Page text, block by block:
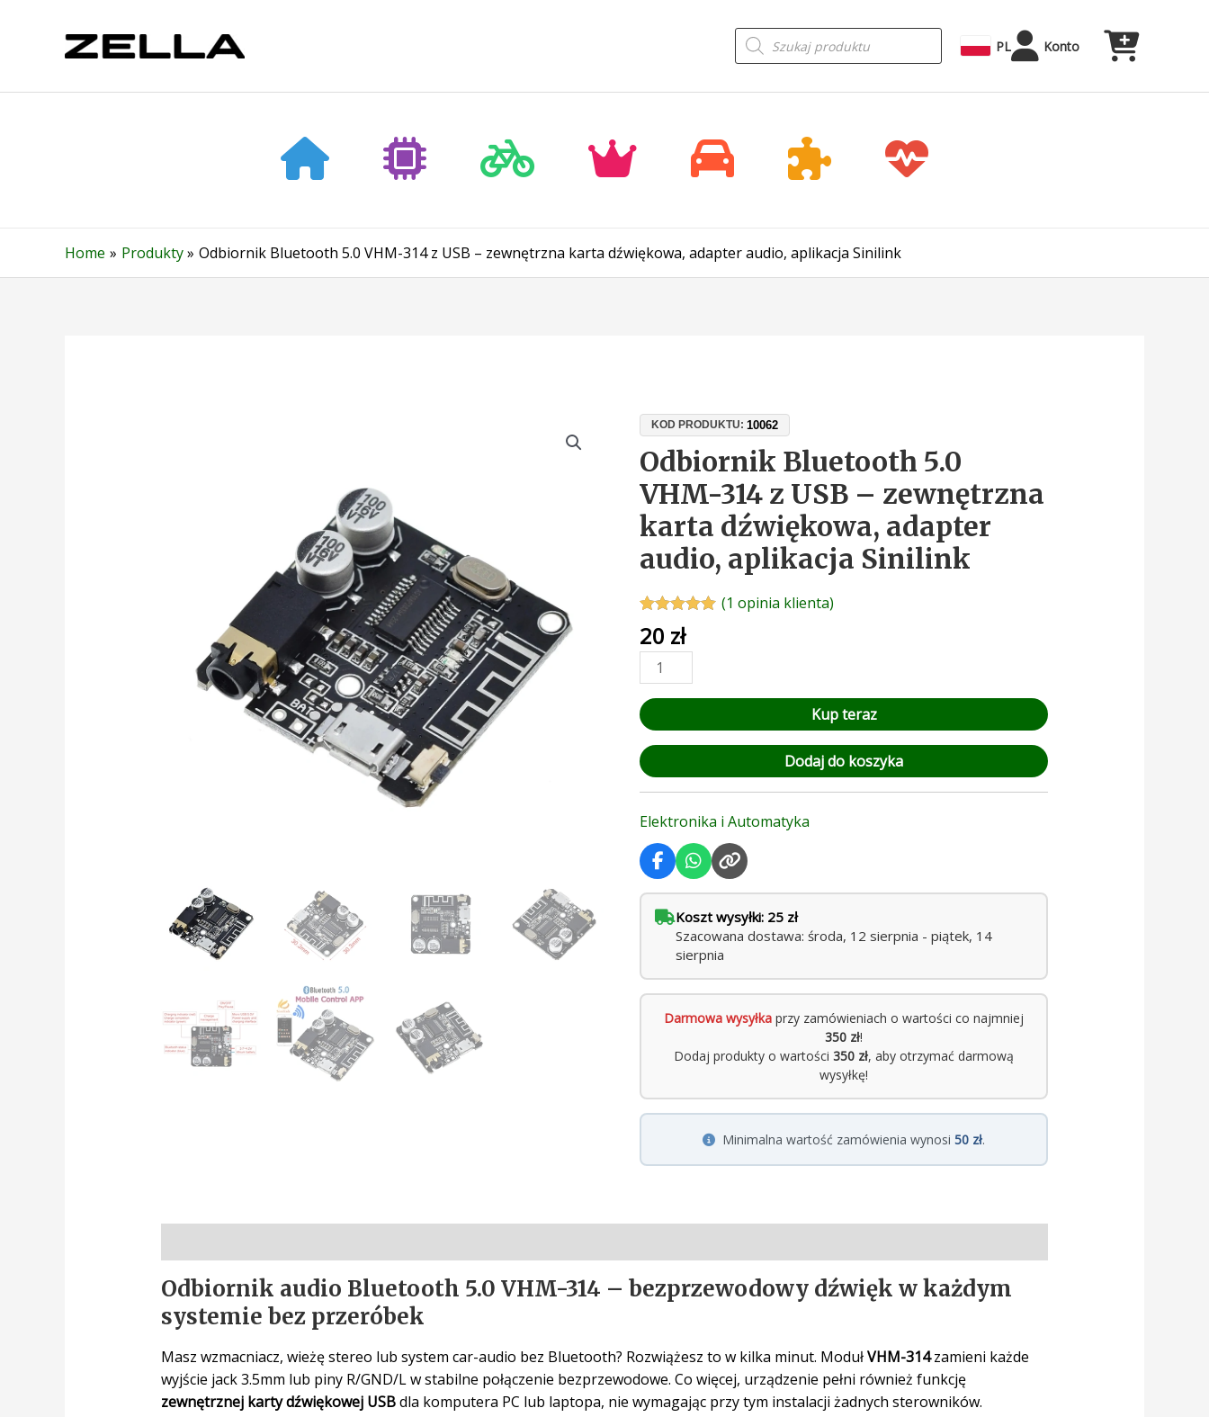
Wyszukiwarka
produktów PL Konto
Home Produkty Odbiornik Bluetooth 5.0 VHM-314 z USB – zewnętrzna karta dźwiękowa, adapter audio, aplikacja Sinilink
KOD PRODUKTU:10062
Odbiornik Bluetooth 5.0
VHM-314 z USB – zewnętrzna
karta dźwiękowa, adapter
audio, aplikacja Sinilink
Oceniony
5.00 na 5 na
podstawie
oceny klienta
(1 opinia klienta)
20 zł
ilość
Odbiornik
Bluetooth
5.0
VHM-
314
z
–
zewnętrzna
karta
dźwiękowa,
audio,
aplikacja
Sinilink
Kup teraz
Dodaj do koszyka
Elektronika i Automatyka
Koszt wysyłki: 25 zł
Szacowana dostawa: środa, 12 sierpnia - piątek, 14
sierpnia
Darmowa wysyłka przy zamówieniach o wartości co najmniej
350 zł!
Dodaj produkty o wartości350 zł, aby otrzymać darmową
wysyłkę!
Minimalna wartość zamówienia wynosi50 zł.
Odbiornik audio Bluetooth 5.0 VHM-314 – bezprzewodowy dźwięk w każdym
systemie bez przeróbek
Masz wzmacniacz, wieżę stereo lub system car-audio bez Bluetooth? Rozwiążesz to w kilka minut. ModułVHM-314zamieni każde
wyjście jack 3.5mm lub piny R/GND/L w stabilne połączenie bezprzewodowe. Co więcej, urządzenie pełni również funkcję
zewnętrznej karty dźwiękowej USBdla komputera PC lub laptopa, nie wymagając przy tym instalacji żadnych sterowników.